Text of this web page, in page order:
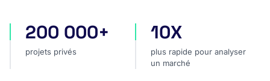
projets privés
200 000+
projets privés
plus rapide pour analyser
10X
plus rapide pour analyser
un marché